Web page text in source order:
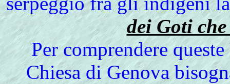
dei Goti
Per comprendere queste
Chiesa di Genova